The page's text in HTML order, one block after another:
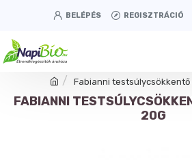
BELÉPÉS REGISZTRÁCIÓ
Fabianni testsúlycsökkentő
FABIANNI
20G